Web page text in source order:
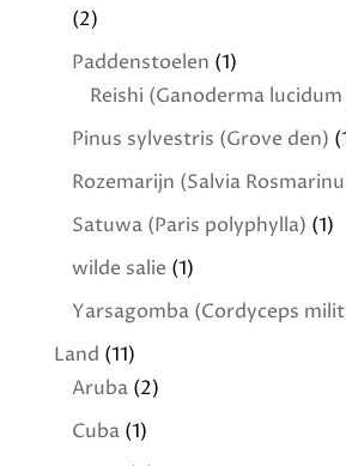
(2)
Paddenstoelen (1)
Reishi (Ganoderma
Pinus sylvestris (Grove den)
Rozemarijn (Salvia
Satuwa (Paris polyphylla) (1)
wilde salie (1)
Yarsagomba (Cordyceps
Land (11)
Aruba(2)
Cuba(1)